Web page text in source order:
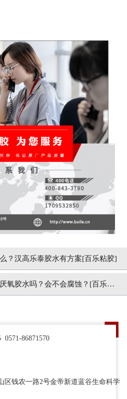
？汉高乐泰胶水有方案[百乐粘胶]
氧胶水吗？会不会腐蚀？[百乐粘
0571-86871570
区钱农一路2号金帝新道蓝谷生命科学